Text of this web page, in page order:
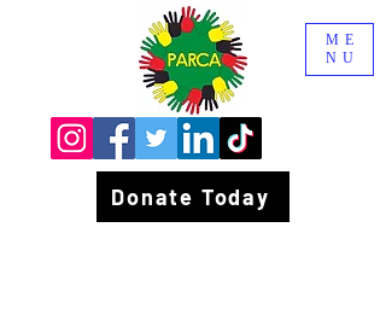
Donate Today
ME
NU